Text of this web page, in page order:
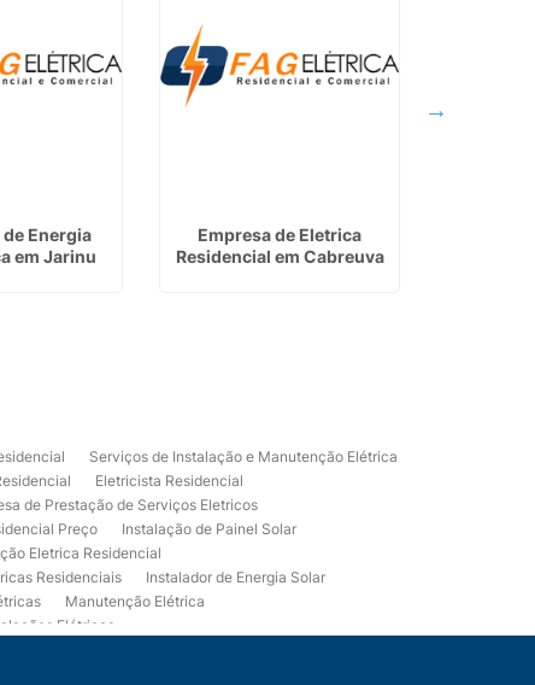
Energia
em Jarinu
Empresa de Eletrica
Residencial em Cabreuva
Serviços de Instalação e Manutenção Elétrica
Eletricista Residencial
de Prestação de Serviços Eletricos
Preço
Instalação de Painel Solar
Eletrica Residencial
Residenciais
Instalador de Energia Solar
Manutenção Elétrica
Elétricas